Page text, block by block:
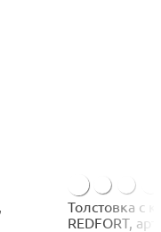
Толстовка с
REDFORT,